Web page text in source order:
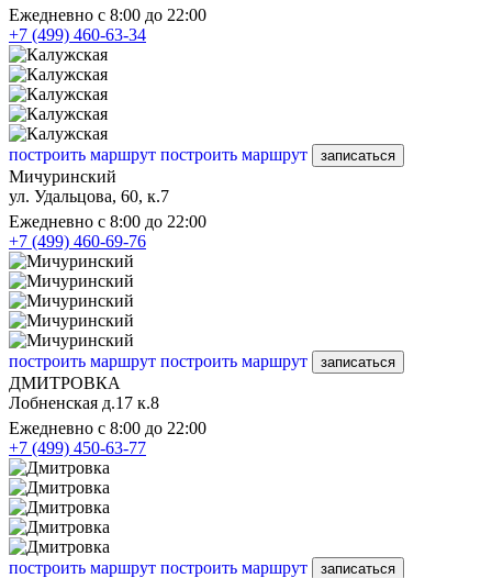
Ежедневно с 8:00 до 22:00
+7 (499) 460-63-34
построить маршрут построить маршрут записаться
Мичуринский
ул. Удальцова, 60, к.7
Ежедневно с 8:00 до 22:00
+7 (499) 460-69-76
построить маршрут построить маршрут записаться
ДМИТРОВКА
Лобненская д.17 к.8
Ежедневно с 8:00 до 22:00
+7 (499) 450-63-77
построить маршрут построить маршрут записаться